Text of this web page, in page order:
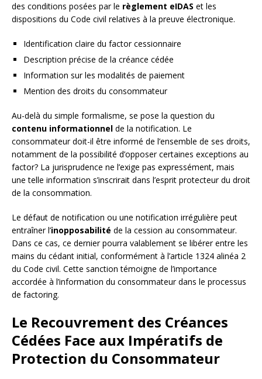
des conditions posées par le règlement eIDAS et les
dispositions du Code civil relatives à la preuve électronique.
Identification claire du factor cessionnaire
Description précise de la créance cédée
Information sur les modalités de paiement
Mention des droits du consommateur
Au-delà du simple formalisme, se pose la question du
contenu informationnel de la notification. Le
consommateur doit-il être informé de l’ensemble de ses droits,
notamment de la possibilité d’opposer certaines exceptions au
factor? La jurisprudence ne l’exige pas expressément, mais
une telle information s’inscrirait dans l’esprit protecteur du droit
de la consommation.
Le défaut de notification ou une notification irrégulière peut
entraîner l’inopposabilité de la cession au consommateur.
Dans ce cas, ce dernier pourra valablement se libérer entre les
mains du cédant initial, conformément à l’article 1324 alinéa 2
du Code civil. Cette sanction témoigne de l’importance
accordée à l’information du consommateur dans le processus
de factoring.
Le Recouvrement des Créances
Cédées Face aux Impératifs de
Protection du Consommateur